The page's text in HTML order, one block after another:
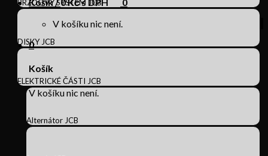
V košíku nic není.
0
Košík
V košíku nic není.
BRZDOVÝ SYSTÉM JCB
DISKY JCB
ELEKTRICKÉ ČÁSTI JCB
Alternátor JCB